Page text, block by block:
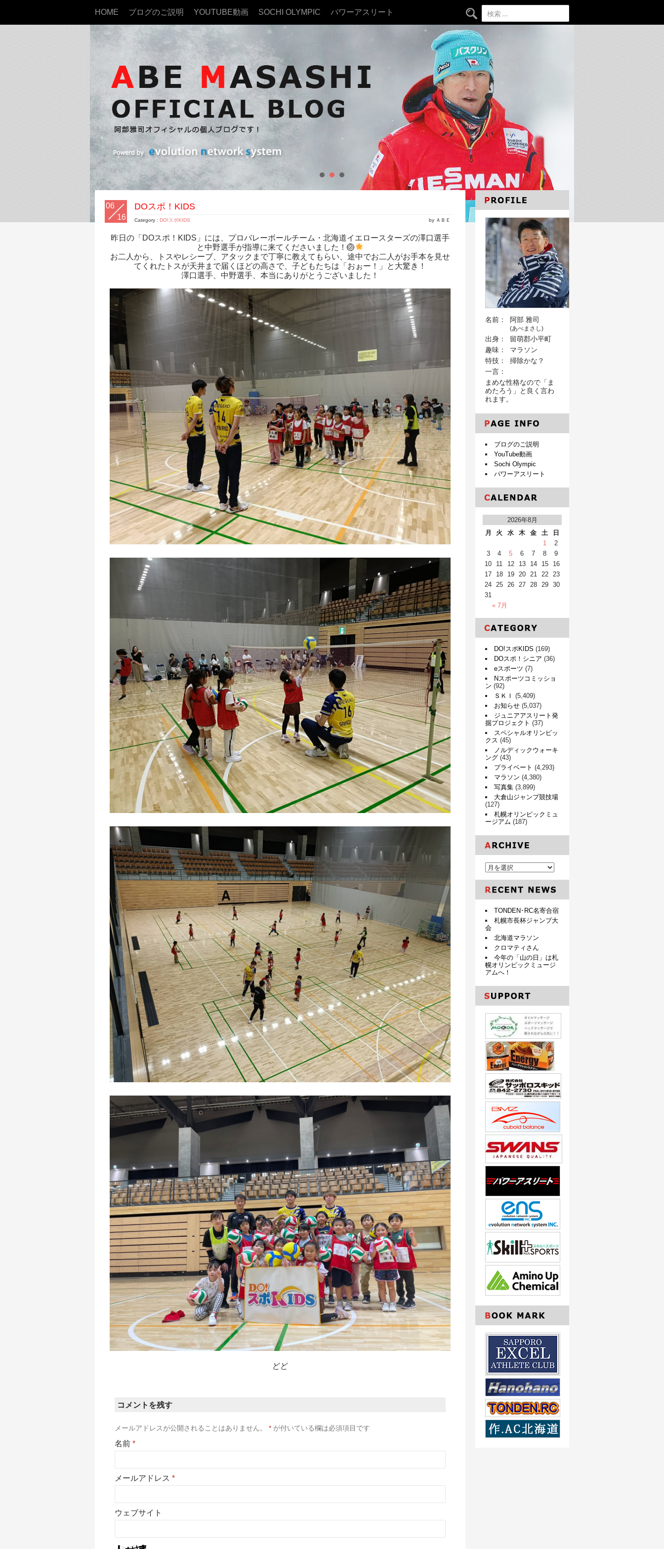
HOME ブログのご説明 YOUTUBE動画 SOCHI OLYMPIC パワーアスリート 検索:
06
16
DOスポ！KIDS
Category : DO!スポKIDS by ＡＢＥ
昨日の「DOスポ！KIDS」には、プロバレーボールチーム・北海道イエロースターズの澤口選手
と中野選手が指導に来てくださいました！🏐
お二人から、トスやレシーブ、アタックまで丁寧に教えてもらい、途中でお二人がお手本を見せ
てくれたトスが天井まで届くほどの高さで、子どもたちは「おぉー！」と大驚き！
澤口選手、中野選手、本当にありがとうございました！
どど
コメントを残す
メールアドレスが公開されることはありません。 * が付いている欄は必須項目です
名前 *
メールアドレス *
ウェブサイト
名前： 阿部 雅司
(あべまさし)
出身：
留萌郡小平町
趣味：
マラソン
特技：
掃除かな？
一言：
まめな性格なので「ま
めたろう」と良く言わ
れます。
ブログのご説明
YouTube動画
Sochi Olympic
パワーアスリート
2026年8月
月
火 水 木 金 土 日
« 7月
1
2
3
4 5 6 7 8
9
10
11 12 13 14 15
16
17
18 19 20 21 22
23
24 25 26 27 28 29
30
31
DO!スポKIDS (169)
DOスポ！シニア (36)
eスポーツ (7)
Nスポーツコミッショ
ン (92)
ＳＫＩ
(5,409)
お知らせ (5,037)
ジュニアアスリート発
掘プロジェクト (37)
スペシャルオリンピッ
クス (45)
ノルディックウォーキ
ング (43)
プライベート (4,293)
マラソン (4,380)
写真集 (3,899)
大倉山ジャンプ競技場
(127)
札幌オリンピックミュ
ージアム (187)
TONDEN･RC名寄合宿
札幌市長杯ジャンプ大
会
北海道マラソン
クロマティさん
今年の「山の日」は札
幌オリンピックミュージ
アムへ！